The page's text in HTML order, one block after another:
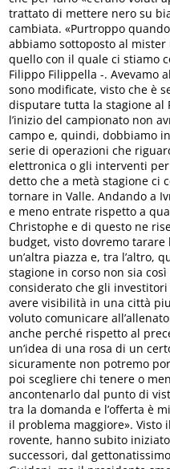
trattato di mettere nero su
cambiata. «Purtroppo
abbiamo sottoposto al
quello con il quale ci stiamo
Filippo Filippella -. Avevamo
sono modificate, visto che è
disputare tutta la stagione al
l’inizio del campionato non
campo e, quindi, dobbiamo
serie di operazioni che
elettronica o gli interventi
detto che a metà stagione ci
tornare in Valle. Andando a
e meno entrate rispetto a
Christophe e di questo ne
budget, visto dovremo
un’altra piazza e, tra l’altro,
stagione in corso non sia
considerato che gli
avere visibilità in una città
voluto comunicare
anche perché rispetto al
un’idea di una rosa di un
sicuramente non potremo
poi scegliere chi tenere o
ancontenarlo dal punto di
tra la domanda e l’offerta è
il problema maggiore». Visto
rovente, hanno subito
successori, dal